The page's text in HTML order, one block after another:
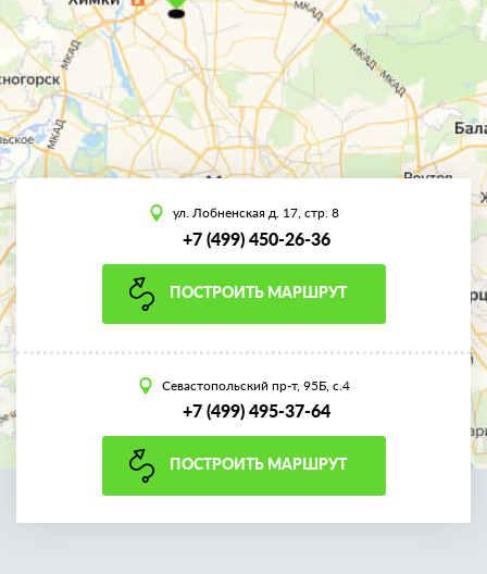
ул. Лобненская д. 17, стр. 8
+7 (499) 450-26-36
ПОСТРОИТЬ МАРШРУТ
Севастопольский пр-т, 95Б, с.4
+7 (499) 495-37-64
ПОСТРОИТЬ МАРШРУТ